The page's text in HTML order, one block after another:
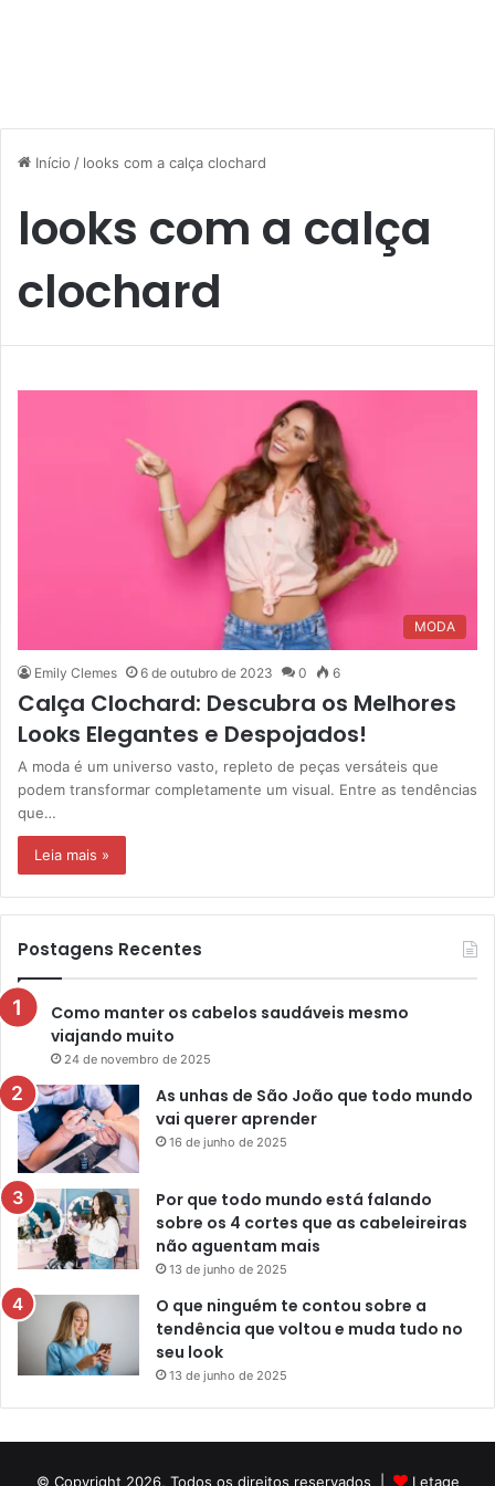
Início / looks com a calça clochard
looks com a calça
clochard
MODA
Emily Clemes 6 de outubro de 2023 0 6
Calça Clochard: Descubra os Melhores
Looks Elegantes e Despojados!
A moda é um universo vasto, repleto de peças versáteis que
podem transformar completamente um visual. Entre as tendências
que…
Leia mais »
Postagens Recentes
Como manter os cabelos saudáveis mesmo
viajando muito
24 de novembro de 2025
As unhas de São João que todo mundo
vai querer aprender
16 de junho de 2025
Por que todo mundo está falando
sobre os 4 cortes que as cabeleireiras
não aguentam mais
13 de junho de 2025
O que ninguém te contou sobre a
tendência que voltou e muda tudo no
seu look
13 de junho de 2025
© Copyright 2026, Todos os direitos reservados | Letage